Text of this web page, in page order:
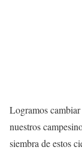
Logramos
nuestros
siembra de estos